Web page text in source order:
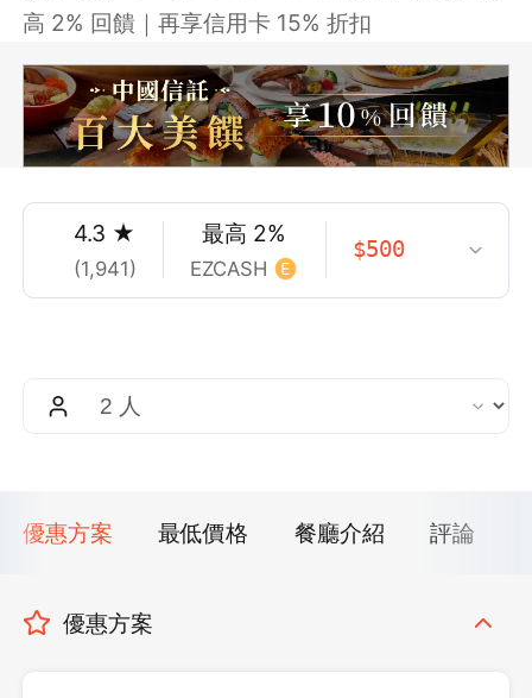
高 2% 回饋｜再享信用卡 15% 折扣
4.3 ★
(1,941)
最高 2%
EZCASH
$500
優惠方案 最低價格 餐廳介紹 評論
優惠方案